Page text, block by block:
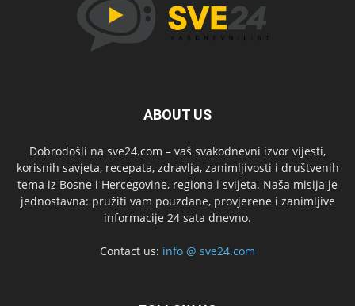
ABOUT US
Dobrodošli na sve24.com – vaš svakodnevni izvor vijesti,
korisnih savjeta, recepata, zdravlja, zanimljivosti i društvenih
tema iz Bosne i Hercegovine, regiona i svijeta. Naša misija je
jednostavna: pružiti vam pouzdane, provjerene i zanimljive
informacije 24 sata dnevno.
Contact us: info @ sve24.com